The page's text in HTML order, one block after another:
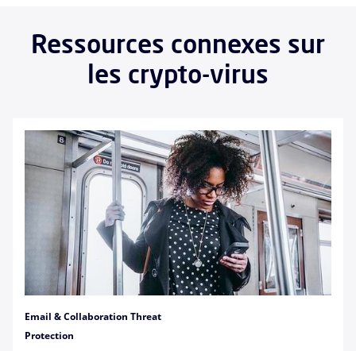
Ressources connexes sur
les crypto-virus
Email & Collaboration Threat
Protection